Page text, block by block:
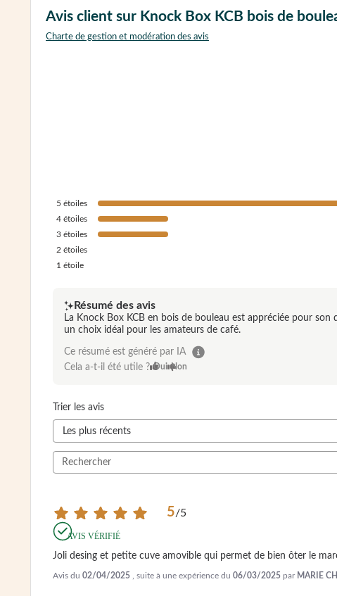
Avis client sur Knock Box KCB bois de
Charte de gestion et modération des avis
5 étoiles
4 étoiles
3 étoiles
2 étoiles
1 étoile
Résumé des avis
La Knock Box KCB en bois de bouleau est appréciée pour
un choix idéal pour les amateurs de café.
Ce résumé est généré par IA
Cela a-t-il été utile ? Oui Non
Trier les avis
5/5
AVIS VÉRIFIÉ
Joli desing et petite cuve amovible qui permet de bien ôter le
Avis du 02/04/2025 , suite à une expérience du 06/03/2025 par MARIE